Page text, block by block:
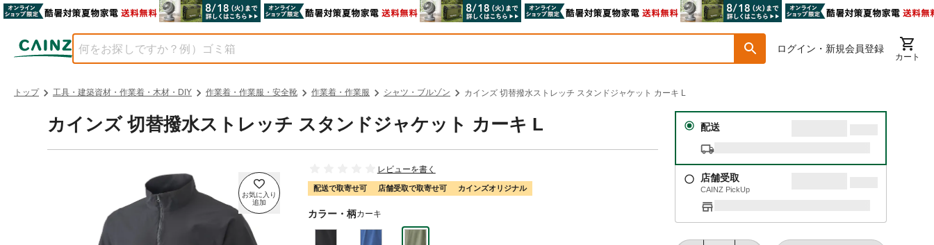
ログイン・新規会員登録
カート
トップ 工具・建築資材・作業着・木材・DIY 作業着・作業服・安全靴 作業着・作業服 シャツ・ブルゾン カインズ 切替撥水ストレッチ スタンドジャケット カーキ L
カインズ 切替撥水ストレッチ スタンドジャケット カーキ L
レビューを書く
配送で取寄せ可 店舗受取で取寄せ可 カインズオリジナル
カラー・柄カーキ
配送
店舗受取
CAINZ PickUp